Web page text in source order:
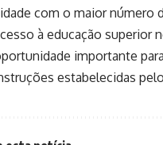
com o maior número
à educação superior
importante
estabelecidas